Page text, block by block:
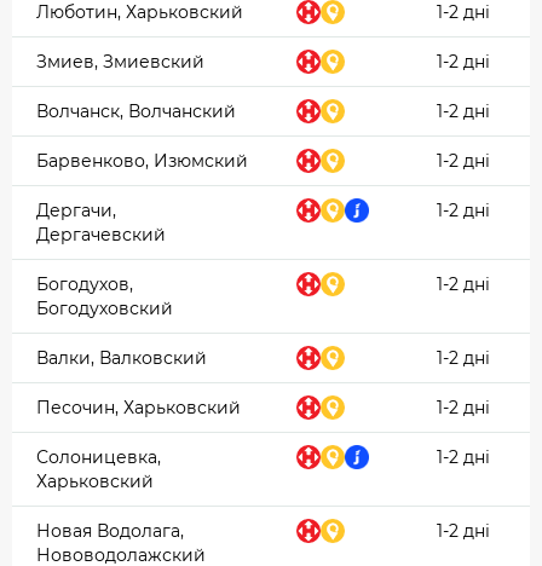
Люботин, Харьковский 1-2 дні
Змиев, Змиевский 1-2 дні
Волчанск, Волчанский 1-2 дні
Барвенково, Изюмский 1-2 дні
Дергачи,
Дергачевский
1-2 дні
Богодухов,
Богодуховский
1-2 дні
Валки, Валковский 1-2 дні
Песочин, Харьковский 1-2 дні
Солоницевка,
Харьковский
1-2 дні
Новая Водолага,
Нововодолажский
1-2 дні